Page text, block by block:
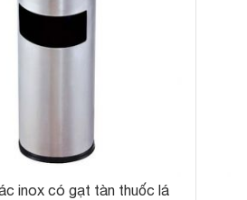
inox có gạt tàn thuốc lá